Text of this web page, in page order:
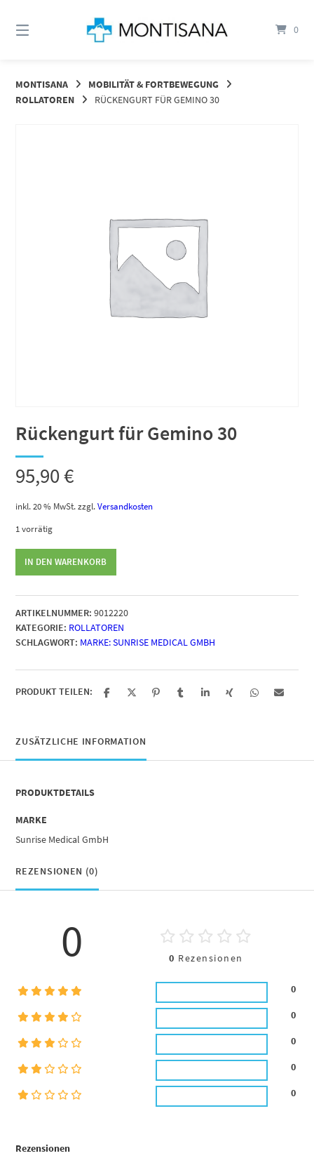
zum
0
MONTISANA
MOBILITÄT & FORTBEWEGUNG
ROLLATOREN
RÜCKENGURT FÜR GEMINO 30
Rückengurt für Gemino 30
95,90€
inkl. 20 % MwSt. zzgl.Versandkosten
1 vorrätig
30
Menge
IN DEN WARENKORB
ARTIKELNUMMER: 9012220
KATEGORIE: ROLLATOREN
SCHLAGWORT: MARKE: SUNRISE MEDICAL GMBH
PRODUKT TEILEN:
ZUSÄTZLICHE INFORMATION
PRODUKTDETAILS
MARKE
Sunrise Medical GmbH
REZENSIONEN (0)
Rezensionen
0 0 Rezensionen
0
0
0
0
0